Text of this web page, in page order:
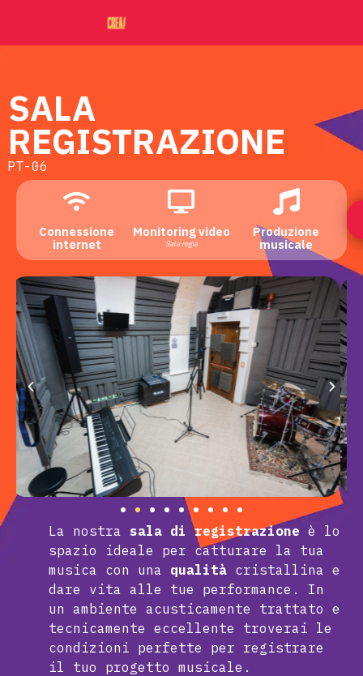
SALA
REGISTRAZIONE
PT-06
Connessione
internet
Monitoring video
Sala regia
Produzione
musicale
La nostra sala di registrazione è lo
spazio ideale per catturare la tua
musica con una qualità cristallina e
dare vita alle tue performance. In
un ambiente acusticamente trattato e
tecnicamente eccellente troverai le
condizioni perfette per registrare
il tuo progetto musicale.